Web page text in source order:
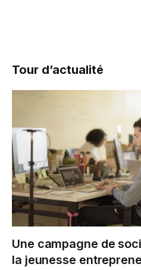
Tour d’actualité
Une campagne de
la jeunesse